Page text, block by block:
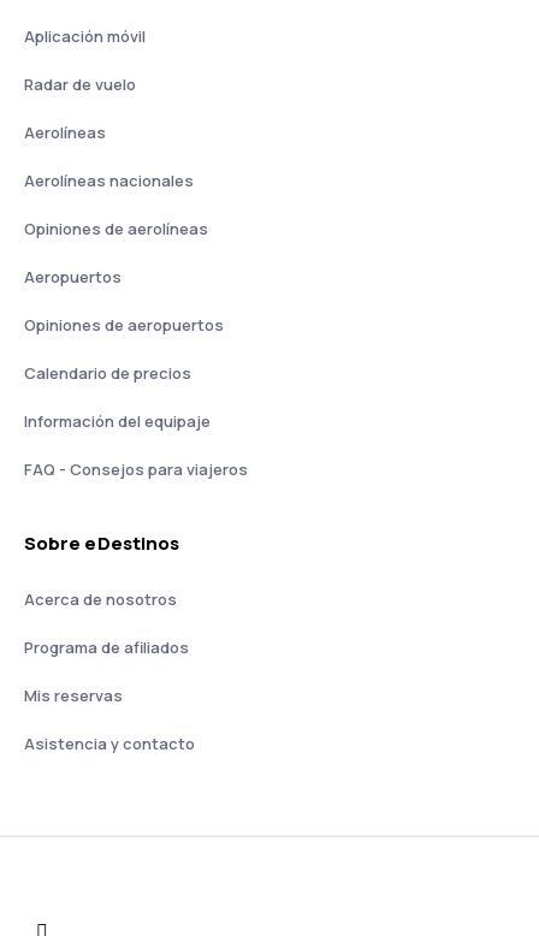
Aplicación móvil
Radar de vuelo
Aerolíneas
Aerolíneas nacionales
Opiniones de aerolíneas
Aeropuertos
Opiniones de aeropuertos
Calendario de precios
Información del equipaje
FAQ - Consejos para viajeros
Sobre eDestinos
Acerca de nosotros
Programa de afiliados
Mis reservas
Asistencia y contacto